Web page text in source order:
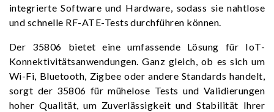
integrierte Software und Hardware, sodass sie nahtlose
und schnelle RF-ATE-Tests durchführen können.
Der 35806 bietet eine umfassende Lösung für IoT-
Konnektivitätsanwendungen. Ganz gleich, ob es sich um
Wi-Fi, Bluetooth, Zigbee oder andere Standards handelt,
sorgt der 35806 für mühelose Tests und Validierungen
hoher Qualität, um Zuverlässigkeit und Stabilität Ihrer